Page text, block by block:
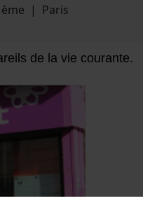
| Paris
de la vie courante.